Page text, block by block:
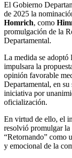
El Gobierno
de 2025 la
Homrich, como
promulgación de la
Departamental.
La medida se
impulsara la
opinión favorable
Departamental, en
iniciativa por
oficialización.
En virtud de ello, el
resolvió promulgar la
“Retornando” como
y emocional de la